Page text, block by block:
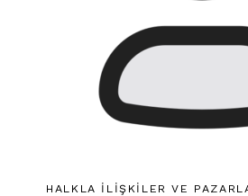
HALKLA İLİŞKİLER VE